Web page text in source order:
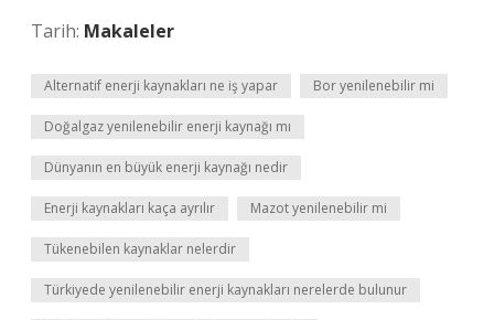
Tarih: Makaleler
Alternatif enerji kaynakları ne iş yapar Bor yenilenebilir mi
Doğalgaz yenilenebilir enerji kaynağı mı
Dünyanın en büyük enerji kaynağı nedir
Enerji kaynakları kaça ayrılır Mazot yenilenebilir mi
Tükenebilen kaynaklar nelerdir
Türkiyede yenilenebilir enerji kaynakları nerelerde bulunur